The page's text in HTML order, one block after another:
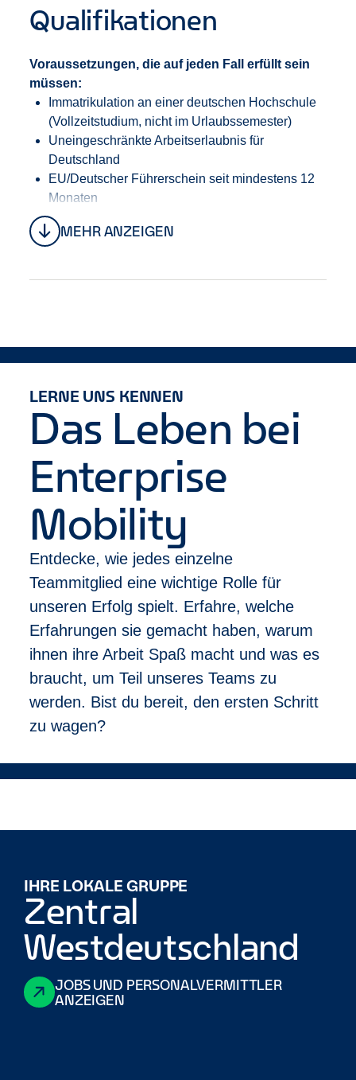
Qualifikationen
MEHR ANZEIGEN
Voraussetzungen, die auf jeden Fall erfüllt sein
müssen:
Immatrikulation an einer deutschen Hochschule
(Vollzeitstudium, nicht im Urlaubssemester)
Uneingeschränkte Arbeitserlaubnis für
Deutschland
EU/Deutscher Führerschein seit mindestens 12
Monaten
Maximal 3 Punkt im Flensburg -
Fahreignungsregister (FAER).
freuen wir uns, wenn du mindestens ein Jahr bei uns
Trainee Programm interessieren, ist der Beginn über
eine prima Möglichkeit, Erfahrungen zu sammeln
und erste Erfolge zu erzielen.
Neben einer fairen Entlohung bieten wir dir auch, ein
tolles Team mit einem starken „Wir-Gefühl“,
Mitarbeiterevents und natürlich attraktive
Anmietkonditionen, falls du, deine Familie oder
Freunde selbst mal ein Fahrzeug benötigen.
Wir freuen uns auf deine Bewerbung!
Dein Enterprise Recruiting-Team
Enterprise ist ein inklusiver Arbeitgeber. Um ihr
Bestes geben zu können, ermutigen wir unsere
Mitarbeitenden, sie selbst zu sein. Inklusion hat bei
Enterprise über alle Geschäftsbereiche hinweg
LERNE UNS KENNEN
Das Leben bei
Enterprise
Mobility
Entdecke, wie jedes einzelne
Teammitglied eine wichtige Rolle für
unseren Erfolg spielt. Erfahre, welche
Erfahrungen sie gemacht haben, warum
ihnen ihre Arbeit Spaß macht und was es
braucht, um Teil unseres Teams zu
werden. Bist du bereit, den ersten Schritt
zu wagen?
IHRE LOKALE GRUPPE
Zentral
Westdeutschland
JOBS UND PERSONALVERMITTLER
ANZEIGEN